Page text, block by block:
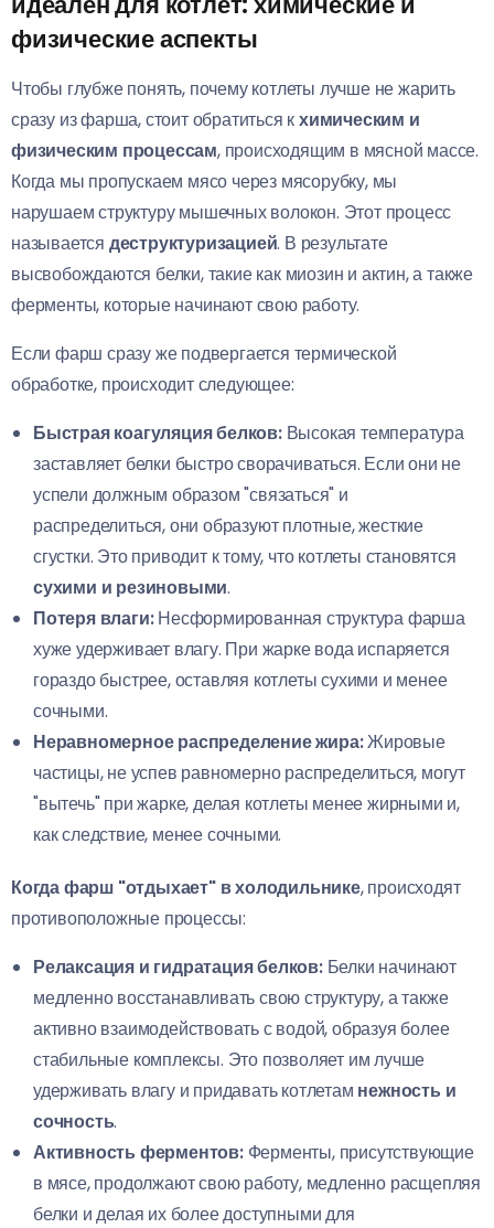
физические аспекты
Чтобы глубже понять, почему котлеты лучше не жарить
сразу из фарша, стоит обратиться кхимическим и
физическим процессам, происходящим в мясной массе.
Когда мы пропускаем мясо через мясорубку, мы
нарушаем структуру мышечных волокон. Этот процесс
называется деструктуризацией. В результате
высвобождаются белки, такие как миозин и актин, а также
ферменты, которые начинают свою работу.
Если фарш сразу же подвергается термической
обработке, происходит следующее:
Быстрая коагуляция белков:Высокая температура
заставляет белки быстро сворачиваться. Если они не
успели должным образом "связаться" и
распределиться, они образуют плотные, жесткие
сгустки. Это приводит к тому, что котлеты становятся
сухими и резиновыми.
Потеря влаги:Несформированная структура фарша
хуже удерживает влагу. При жарке вода испаряется
гораздо быстрее, оставляя котлеты сухими и менее
сочными.
Неравномерное распределение жира:Жировые
частицы, не успев равномерно распределиться, могут
"вытечь" при жарке, делая котлеты менее жирными и,
как следствие, менее сочными.
Когда фарш "отдыхает" в холодильнике, происходят
противоположные процессы:
Релаксация и гидратация белков:Белки начинают
медленно восстанавливать свою структуру, а также
активно взаимодействовать с водой, образуя более
стабильные комплексы. Это позволяет им лучше
удерживать влагу и придавать котлетам нежность и
сочность.
Активность ферментов:Ферменты, присутствующие
в мясе, продолжают свою работу, медленно расщепляя
белки и делая их более доступными для